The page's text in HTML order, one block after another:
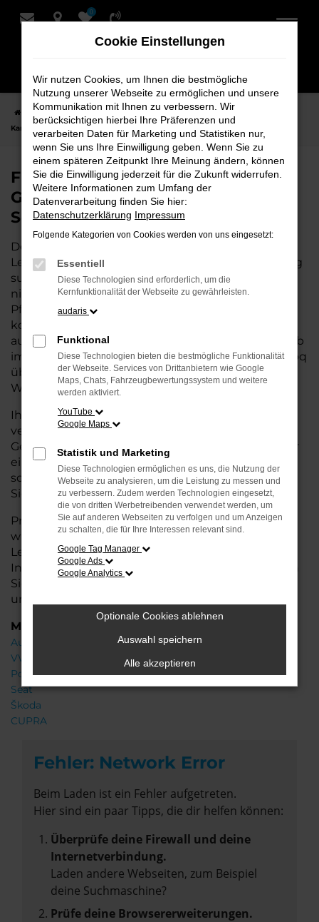
Zum
0
Startseite Leer Škoda Škoda Karoq
Finden Sie Ihren Škoda
Karoq Gebrauchtwagen für Leer bei Schmidt + Koch
Finden Sie Ihren Škoda Karoq
Gebrauchtwagen für Leer bei
Schmidt + Koch
Der Škoda Karoq ist die perfekte Wahl für alle in
Leer, die ein zuverlässiges und modernes Fahrzeug
suchen. Mit seiner erstklassigen Ausstattung, der
niedrigen Laufleistung und der ausgezeichneten
Pflege ist dieser Gebrauchtwagen eine
kostengünstige Alternative zum Neuwagen, ohne
auf Komfort und Qualität verzichten zu müssen. Ob
im Stadtverkehr oder für längere Fahrten, der Karoq
überzeugt durch Fahrkomfort, Sicherheit und
Wirtschaftlichkeit.
Ihr Škoda Autohaus in Leer ist Ihr
vertrauenswürdiger Partner, wenn es um
Gebrauchtwagen geht. Wir bieten Ihnen nicht nur
eine große Auswahl an geprüften Fahrzeugen,
sondern auch eine fachkundige Beratung, damit
Sie das für Sie passende Modell finden.
Profitieren Sie von unseren zusätzlichenServices
wie attraktiven Finanzierungsmöglichkeiten,
Leasingangeboten und der bequemen
Inzahlungnahme Ihres alten Fahrzeugs. Besuchen
Sie uns und überzeugen Sie sich von der Qualität
und dem Service, den wir Ihnen bieten!
Marken
Audi
VW
Porsche
Seat
Škoda
CUPRA
Fehler: Network Error
Beim Laden ist ein Fehler aufgetreten.
Hier sind ein paar Tipps, die dir helfen können:
Überprüfe deine Firewall und deine
Internetverbindung.
Laden andere Webseiten, zum Beispiel
deine Suchmaschine?
Prüfe deine Browsererweiterungen.
Cookie Einstellungen
Wir nutzen Cookies, um Ihnen die bestmögliche
Nutzung unserer Webseite zu ermöglichen und unsere
Kommunikation mit Ihnen zu verbessern. Wir
berücksichtigen hierbei Ihre Präferenzen und
verarbeiten Daten für Marketing und Statistiken nur,
wenn Sie uns Ihre Einwilligung geben. Wenn Sie zu
einem späteren Zeitpunkt Ihre Meinung ändern, können
Sie die Einwilligung jederzeit für die Zukunft widerrufen.
Weitere Informationen zum Umfang der
Datenverarbeitung finden Sie hier:
Datenschutzerklärung Impressum
Folgende Kategorien von Cookies werden von uns eingesetzt:
Essentiell
Diese Technologien sind erforderlich, um die
Kernfunktionalität der Webseite zu gewährleisten.
audaris
Funktional
Diese Technologien bieten die bestmögliche Funktionalität
der Webseite. Services von Drittanbietern wie Google
Maps, Chats, Fahrzeugbewertungssystem und weitere
werden aktiviert.
YouTube
Google Maps
Statistik und Marketing
Diese Technologien ermöglichen es uns, die Nutzung der
Webseite zu analysieren, um die Leistung zu messen und
zu verbessern. Zudem werden Technologien eingesetzt,
die von dritten Werbetreibenden verwendet werden, um
Sie auf anderen Webseiten zu verfolgen und um Anzeigen
zu schalten, die für Ihre Interessen relevant sind.
Google Tag Manager
Google Ads
Google Analytics
Optionale Cookies ablehnen
Auswahl speichern
Alle akzeptieren